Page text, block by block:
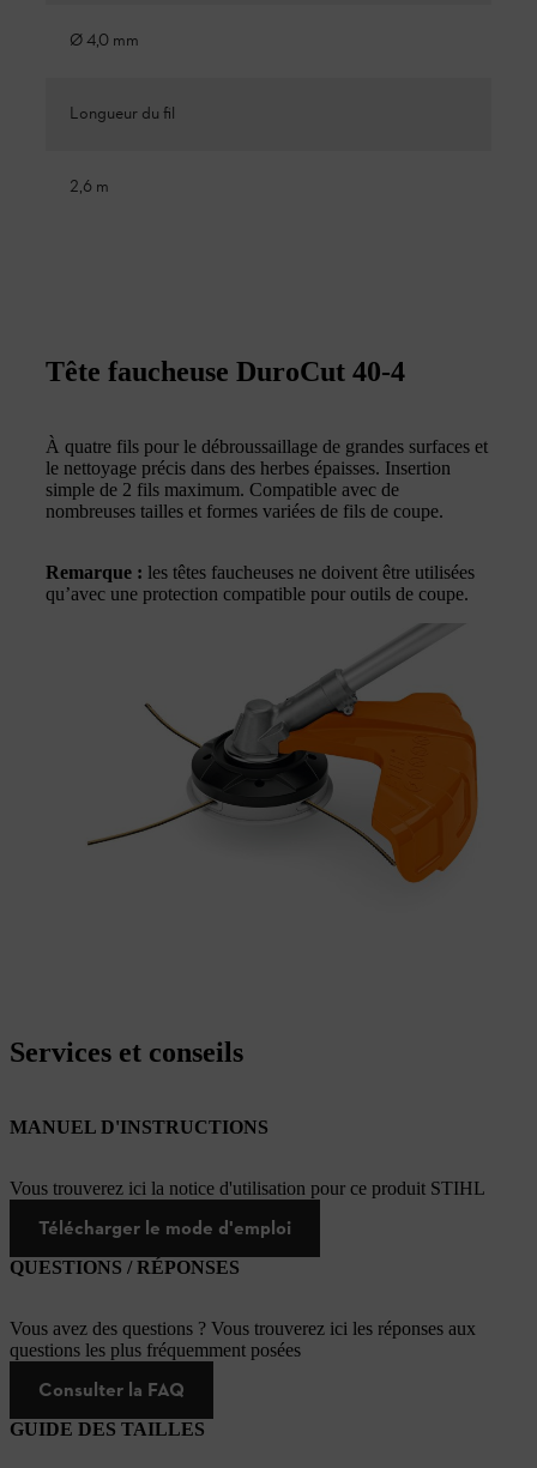
Ø 4,0 mm
Longueur du fil
2,6 m
Tête faucheuse DuroCut 40-4
À quatre fils pour le débroussaillage de grandes surfaces et
le nettoyage précis dans des herbes épaisses. Insertion
simple de 2 fils maximum. Compatible avec de
nombreuses tailles et formes variées de fils de coupe.
Remarque : les têtes faucheuses ne doivent être utilisées
qu’avec une protection compatible pour outils de coupe.
Services et conseils
MANUEL D'INSTRUCTIONS
Vous trouverez ici la notice d'utilisation pour ce produit STIHL
Télécharger le mode d'emploi
QUESTIONS / RÉPONSES
Vous avez des questions ? Vous trouverez ici les réponses aux
questions les plus fréquemment posées
Consulter la FAQ
GUIDE DES TAILLES